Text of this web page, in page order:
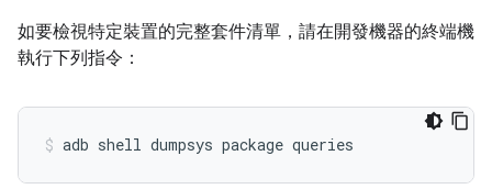
如要檢視特定裝置的完整套件清單，請在開發機器的終端機
執行下列指令：